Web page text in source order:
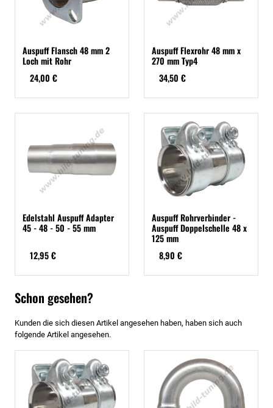
Auspuff Flansch 48 mm 2
Loch mit Rohr
24,00 €
Auspuff Flexrohr 48 mm x
270 mm Typ4
34,50 €
Edelstahl Auspuff Adapter
45 - 48 - 50 - 55 mm
12,95 €
Auspuff Rohrverbinder -
Auspuff Doppelschelle 48 x
125 mm
8,90 €
Schon gesehen?
Kunden die sich diesen Artikel angesehen haben, haben sich auch
folgende Artikel angesehen.